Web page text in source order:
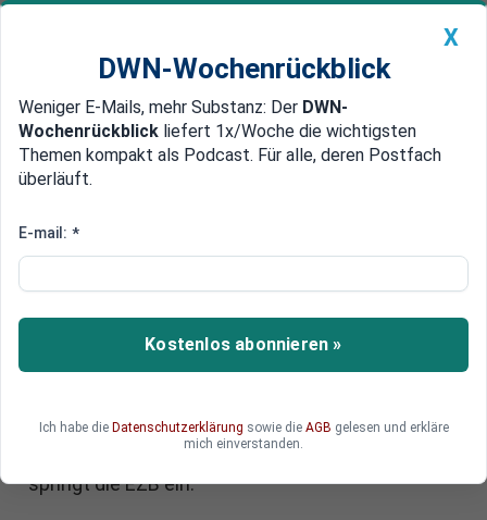
Newsticker MEIN DWN: Geldanlage Premium
Edelmetalle DWN-Magazin China
Die EZB als Hedge-Fonds
Italienische Banken wollen faule
Kredite auf EZB abwälzen
Italiens Banken wollen faule Kredite von 50
In funktionierenden Märkten kaufen Hedge-
springt die EZB ein.
X
DWN-Wochenrückblick
Weniger E-Mails, mehr Substanz: Der DWN-
Wochenrückblick liefert 1x/Woche die wichtigsten
Themen kompakt als Podcast. Für alle, deren Postfach
überläuft.
E-mail: *
Kostenlos abonnieren »
Ich habe die Datenschutzerklärung sowie die AGB gelesen und erkläre
mich einverstanden.